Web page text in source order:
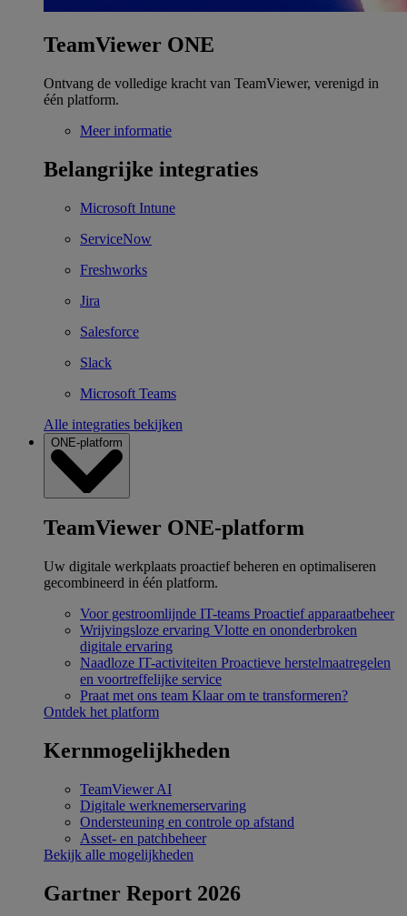
TeamViewer ONE
Ontvang de volledige kracht van TeamViewer, verenigd in
één platform.
Meer informatie
Belangrijke integraties
Microsoft Intune
ServiceNow
Freshworks
Jira
Salesforce
Slack
Microsoft Teams
Alle integraties bekijken
ONE-platform
TeamViewer ONE-platform
Uw digitale werkplaats proactief beheren en optimaliseren
gecombineerd in één platform.
Voor gestroomlijnde IT-teams Proactief apparaatbeheer
Wrijvingsloze ervaring Vlotte en ononderbroken
digitale ervaring
Naadloze IT-activiteiten Proactieve herstelmaatregelen
en voortreffelijke service
Praat met ons team Klaar om te transformeren?
Ontdek het platform
Kernmogelijkheden
TeamViewer AI
Digitale werknemerservaring
Ondersteuning en controle op afstand
Asset- en patchbeheer
Bekijk alle mogelijkheden
Gartner Report 2026